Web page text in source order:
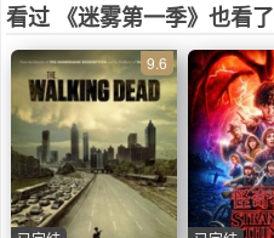
看过 《迷雾第一季》也看了
9.6